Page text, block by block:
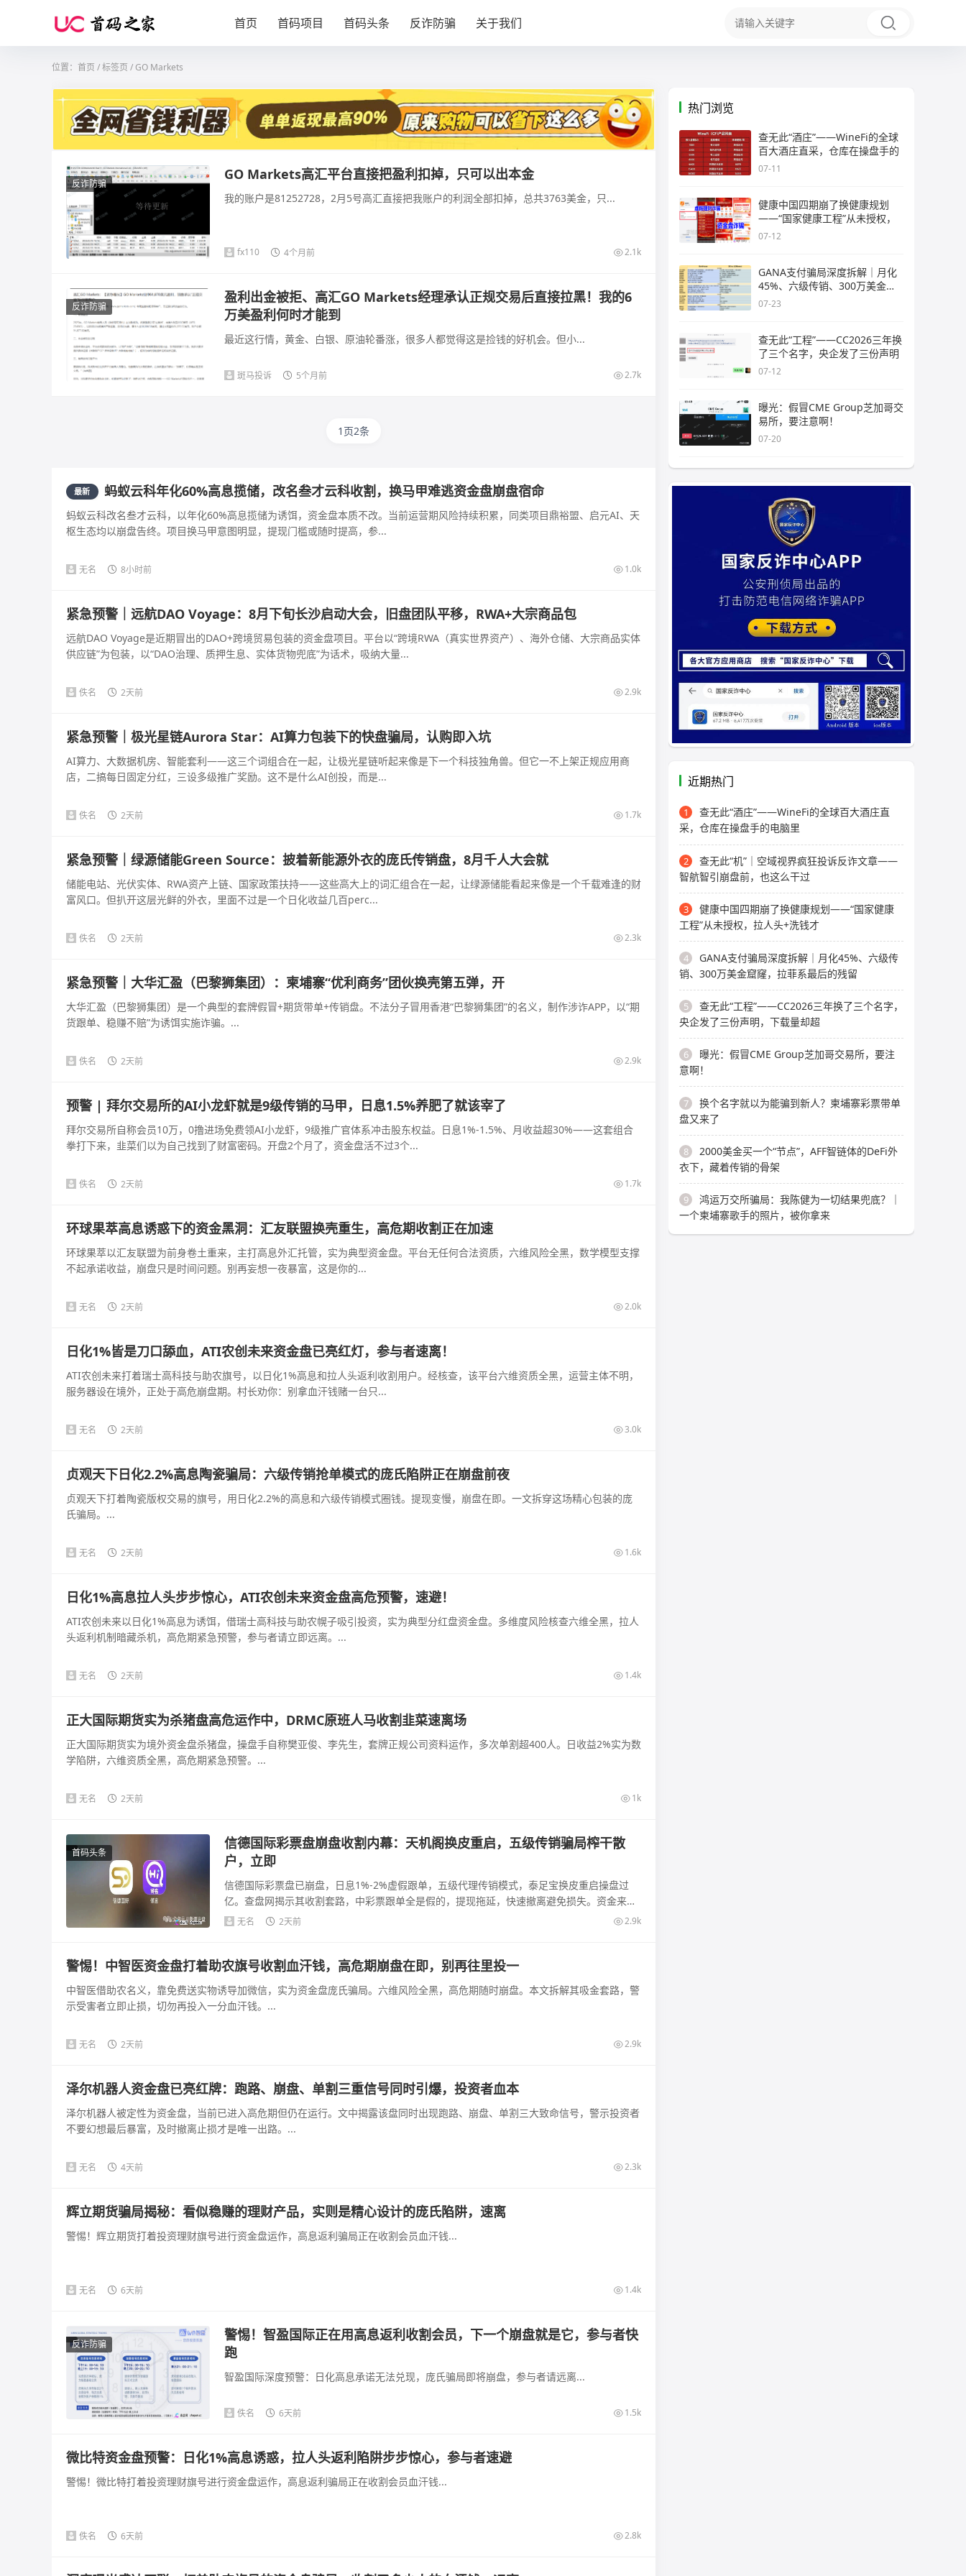
首页 首码项目 首码头条 反诈防骗 关于我们
位置： 首页 /标签页 / GO Markets
反诈防骗
GO Markets高汇平台直接把盈利扣掉，只可以出本金
我的账户是81252728，2月5号高汇直接把我账户的利润全部扣掉，总共3763美金，只...
fx110 4个月前 2.1k
反诈防骗
盈利出金被拒、高汇GO Markets经理承认正规交易后直接拉黑！我的6
万美盈利何时才能到
最近这行情，黄金、白银、原油轮番涨，很多人都觉得这是捡钱的好机会。但小...
斑马投诉 5个月前 2.7k
1页2条
最新 蚂蚁云科年化60%高息揽储，改名叁才云科收割，换马甲难逃资金盘崩盘宿命
蚂蚁云科改名叁才云科，以年化60%高息揽储为诱饵，资金盘本质不改。当前运营期风险持续积累，同类项目鼎裕盟、启元AI、天
枢生态均以崩盘告终。项目换马甲意图明显，提现门槛或随时提高，参...
无名 8小时前 1.0k
紧急预警｜远航DAO Voyage：8月下旬长沙启动大会，旧盘团队平移，RWA+大宗商品包
远航DAO Voyage是近期冒出的DAO+跨境贸易包装的资金盘项目。平台以“跨境RWA（真实世界资产）、海外仓储、大宗商品实体
供应链”为包装，以“DAO治理、质押生息、实体货物兜底”为话术，吸纳大量...
佚名 2天前 2.9k
紧急预警｜极光星链Aurora Star：AI算力包装下的快盘骗局，认购即入坑
AI算力、大数据机房、智能套利——这三个词组合在一起，让极光星链听起来像是下一个科技独角兽。但它一不上架正规应用商
店，二搞每日固定分红，三设多级推广奖励。这不是什么AI创投，而是...
佚名 2天前 1.7k
紧急预警｜绿源储能Green Source：披着新能源外衣的庞氏传销盘，8月千人大会就
储能电站、光伏实体、RWA资产上链、国家政策扶持——这些高大上的词汇组合在一起，让绿源储能看起来像是一个千载难逢的财
富风口。但扒开这层光鲜的外衣，里面不过是一个日化收益几百perc...
佚名 2天前 2.3k
紧急预警｜大华汇盈（巴黎狮集团）：柬埔寨“优利商务”团伙换壳第五弹，开
大华汇盈（巴黎狮集团）是一个典型的套牌假冒+期货带单+传销盘。不法分子冒用香港“巴黎狮集团”的名义，制作涉诈APP，以“期
货跟单、稳赚不赔”为诱饵实施诈骗。...
佚名 2天前 2.9k
预警 | 拜尔交易所的AI小龙虾就是9级传销的马甲，日息1.5%养肥了就该宰了
拜尔交易所自称会员10万，0撸进场免费领AI小龙虾，9级推广官体系冲击股东权益。日息1%-1.5%、月收益超30%——这套组合
拳打下来，韭菜们以为自己找到了财富密码。开盘2个月了，资金盘活不过3个...
佚名 2天前 1.7k
环球果萃高息诱惑下的资金黑洞：汇友联盟换壳重生，高危期收割正在加速
环球果萃以汇友联盟为前身卷土重来，主打高息外汇托管，实为典型资金盘。平台无任何合法资质，六维风险全黑，数学模型支撑
不起承诺收益，崩盘只是时间问题。别再妄想一夜暴富，这是你的...
无名 2天前 2.0k
日化1%皆是刀口舔血，ATI农创未来资金盘已亮红灯，参与者速离！
ATI农创未来打着瑞士高科技与助农旗号，以日化1%高息和拉人头返利收割用户。经核查，该平台六维资质全黑，运营主体不明，
服务器设在境外，正处于高危崩盘期。村长劝你：别拿血汗钱赌一台只...
无名 2天前 3.0k
贞观天下日化2.2%高息陶瓷骗局：六级传销抢单模式的庞氏陷阱正在崩盘前夜
贞观天下打着陶瓷版权交易的旗号，用日化2.2%的高息和六级传销模式圈钱。提现变慢，崩盘在即。一文拆穿这场精心包装的庞
氏骗局。...
无名 2天前 1.6k
日化1%高息拉人头步步惊心，ATI农创未来资金盘高危预警，速避！
ATI农创未来以日化1%高息为诱饵，借瑞士高科技与助农幌子吸引投资，实为典型分红盘资金盘。多维度风险核查六维全黑，拉人
头返利机制暗藏杀机，高危期紧急预警，参与者请立即远离。...
无名 2天前 1.4k
正大国际期货实为杀猪盘高危运作中，DRMC原班人马收割韭菜速离场
正大国际期货实为境外资金盘杀猪盘，操盘手自称樊亚俊、李先生，套牌正规公司资料运作，多次单割超400人。日收益2%实为数
学陷阱，六维资质全黑，高危期紧急预警。...
无名 2天前 1k
首码头条
信德国际彩票盘崩盘收割内幕：天机阁换皮重启，五级传销骗局榨干散
户，立即
信德国际彩票盘已崩盘，日息1%-2%虚假跟单，五级代理传销模式，泰足宝换皮重启操盘过
亿。查盘网揭示其收割套路，中彩票跟单全是假的，提现拖延，快速撤离避免损失。资金来源
可疑，法律风险...
无名 2天前 2.9k
警惕！中智医资金盘打着助农旗号收割血汗钱，高危期崩盘在即，别再往里投一
中智医借助农名义，靠免费送实物诱导加微信，实为资金盘庞氏骗局。六维风险全黑，高危期随时崩盘。本文拆解其吸金套路，警
示受害者立即止损，切勿再投入一分血汗钱。...
无名 2天前 2.9k
泽尔机器人资金盘已亮红牌：跑路、崩盘、单割三重信号同时引爆，投资者血本
泽尔机器人被定性为资金盘，当前已进入高危期但仍在运行。文中揭露该盘同时出现跑路、崩盘、单割三大致命信号，警示投资者
不要幻想最后暴富，及时撤离止损才是唯一出路。...
无名 4天前 2.3k
辉立期货骗局揭秘：看似稳赚的理财产品，实则是精心设计的庞氏陷阱，速离
警惕！辉立期货打着投资理财旗号进行资金盘运作，高息返利骗局正在收割会员血汗钱...
无名 6天前 1.4k
反诈防骗
警惕！智盈国际正在用高息返利收割会员，下一个崩盘就是它，参与者快
跑
智盈国际深度预警：日化高息承诺无法兑现，庞氏骗局即将崩盘，参与者请远离...
佚名 6天前 1.5k
微比特资金盘预警：日化1%高息诱惑，拉人头返利陷阱步步惊心，参与者速避
警惕！微比特打着投资理财旗号进行资金盘运作，高息返利骗局正在收割会员血汗钱...
佚名 6天前 2.8k
热门浏览
查无此“酒庄”——WineFi的全球
百大酒庄直采，仓库在操盘手的
07-11
健康中国四期崩了换健康规划
——“国家健康工程”从未授权，
07-12
GANA支付骗局深度拆解｜月化
45%、六级传销、300万美金窟
窿，拉菲
07-23
查无此“工程”——CC2026三年换
了三个名字，央企发了三份声明
07-12
曝光：假冒CME Group芝加哥交
易所，要注意啊！
07-20
近期热门
1
查无此“酒庄”——WineFi的全球百大酒庄直
采，仓库在操盘手的电脑里
2
查无此“机”｜空域视界疯狂投诉反诈文章——
智航智引崩盘前，也这么干过
3
健康中国四期崩了换健康规划——“国家健康
工程”从未授权，拉人头+洗钱才
4
GANA支付骗局深度拆解｜月化45%、六级传
销、300万美金窟窿，拉菲系最后的残留
5
查无此“工程”——CC2026三年换了三个名字，
央企发了三份声明，下载量却超
6
曝光：假冒CME Group芝加哥交易所，要注
意啊！
7
换个名字就以为能骗到新人？柬埔寨彩票带单
盘又来了
8
2000美金买一个“节点”，AFF智链体的DeFi外
衣下，藏着传销的骨架
9
鸿运万交所骗局：我陈健为一切结果兜底？｜
一个柬埔寨歌手的照片，被你拿来